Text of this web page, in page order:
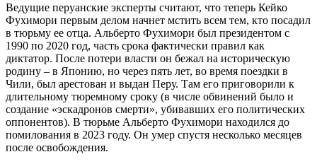
Ведущие перуанские эксперты считают, что теперь Кейко
Фухимори первым делом начнет мстить всем тем, кто посадил
в тюрьму ее отца. Альберто Фухимори был президентом с
1990 по 2020 год, часть срока фактически правил как
диктатор. После потери власти он бежал на историческую
родину – в Японию, но через пять лет, во время поездки в
Чили, был арестован и выдан Перу. Там его приговорили к
длительному тюремному сроку (в числе обвинений было и
создание «эскадронов смерти», убивавших его политических
оппонентов). В тюрьме Альберто Фухимори находился до
помилования в 2023 году. Он умер спустя несколько месяцев
после освобождения.